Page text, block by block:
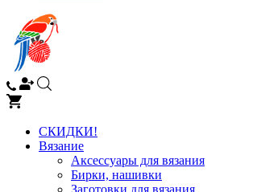
СКИДКИ!
Вязание
Аксессуары для вязания
Бирки, нашивки
Заготовки для вязания